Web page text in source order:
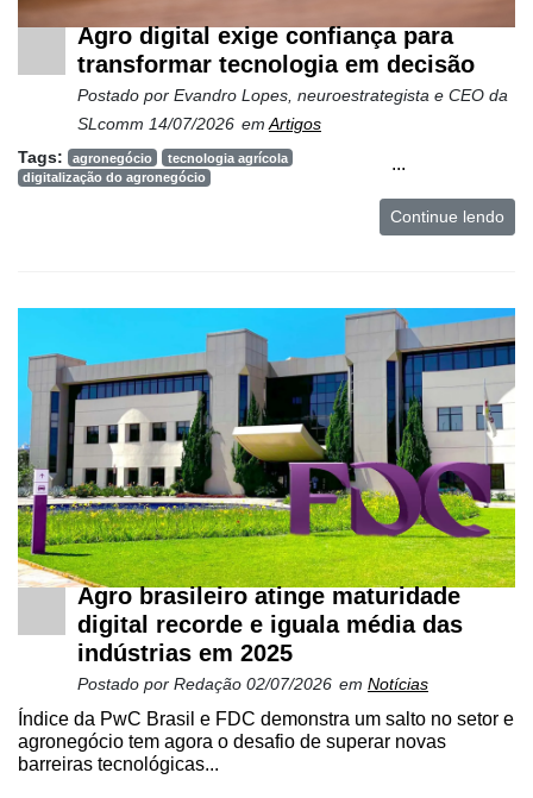
Agro digital exige confiança para
transformar tecnologia em decisão
Postado por Evandro Lopes, neuroestrategista e CEO da
SLcomm 14/07/2026 em Artigos
...
Tags: agronegócio
tecnologia agrícola
digitalização do agronegócio
Continue lendo
Agro brasileiro atinge maturidade
digital recorde e iguala média das
indústrias em 2025
Postado por Redação 02/07/2026 em Notícias
Índice da PwC Brasil e FDC demonstra um salto no setor e
agronegócio tem agora o desafio de superar novas
barreiras tecnológicas...